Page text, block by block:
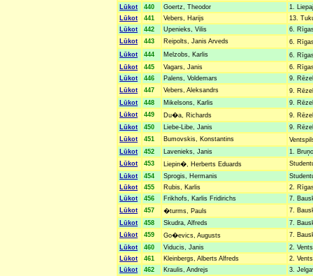
Lūkot
440 Goertz, Theodor
1.
Lūkot
441 Vebers, Harijs
13.
Lūkot
442 Upenieks, Vilis
6.
Lūkot
443 Reipolts, Janis Arveds
6.
Lūkot
444 Melzobs, Karlis
6.
Lūkot
445 Vagars, Janis
6.
Lūkot
446 Palens, Voldemars
9.
Lūkot
447 Vebers, Aleksandrs
9.
Lūkot
448 Mikelsons, Karlis
9.
Lūkot
449 Du�a, Richards
9.
Lūkot
450 Liebe-Libe, Janis
9.
Lūkot
451 Bumovskis, Konstantins
Lūkot
452 Lavenieks, Janis
1.
Lūkot
453 Liepin�, Herberts Eduards
Lūkot
454 Sprogis, Hermanis
Lūkot
455 Rubis, Karlis
2.
Lūkot
456 Frikhofs, Karlis Fridirichs
7.
Lūkot
457 �turms, Pauls
7.
Lūkot
458 Skudra, Alfreds
7.
Lūkot
459 Go�evics, Augusts
7.
Lūkot
460 Viducis, Janis
2.
Lūkot
461 Kleinbergs, Alberts Alfreds
2.
Lūkot
462 Kraulis, Andrejs
3.